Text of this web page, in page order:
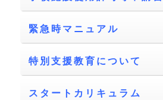
緊急時マニュアル
特別支援教育について
スタートカリキュラム